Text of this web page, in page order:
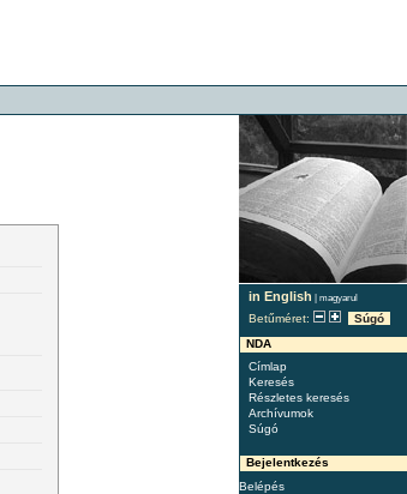
in English | magyarul
Betűméret:
Súgó
NDA
Címlap
Keresés
Részletes keresés
Archívumok
Súgó
Bejelentkezés
Belépés